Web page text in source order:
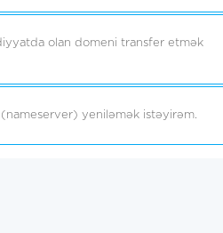
olan domeni transfer etmək
yeniləmək istəyirəm.